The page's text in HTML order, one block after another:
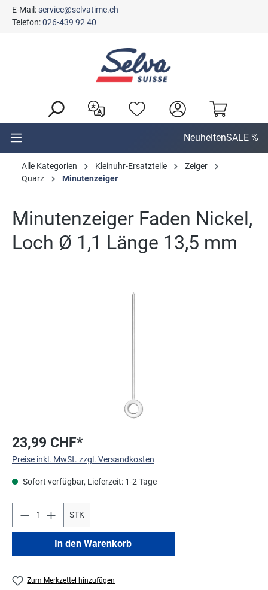
springen
E-Mail:service@selvatime.ch
Telefon:026-439 92 40
NeuheitenSALE %
Alle Kategorien Kleinuhr-Ersatzteile
Zeiger
Quarz
Minutenzeiger
Minutenzeiger Faden Nickel,
Loch Ø 1,1 Länge 13,5 mm
23,99 CHF*
Preise inkl. MwSt. zzgl. Versandkosten
Sofort verfügbar, Lieferzeit: 1-2 Tage
STK
In den Warenkorb
Zum Merkzettel hinzufügen